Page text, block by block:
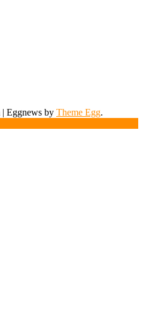
| Eggnews by Theme Egg.